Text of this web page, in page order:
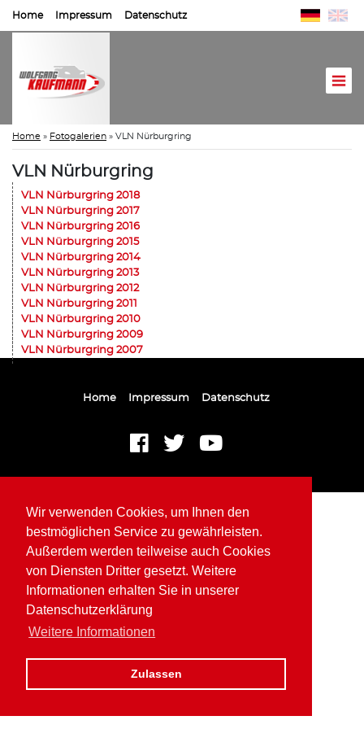
Wir verwenden Cookies, um Ihnen den
bestmöglichen Service zu gewährleisten.
Außerdem werden teilweise auch Cookies
von Diensten Dritter gesetzt. Weitere
Informationen erhalten Sie in unserer
Datenschutzerklärung
Weitere Informationen
Zulassen
Home Impressum Datenschutz
Home » Fotogalerien » VLN Nürburgring
VLN Nürburgring
VLN Nürburgring 2018
VLN Nürburgring 2017
VLN Nürburgring 2016
VLN Nürburgring 2015
VLN Nürburgring 2014
VLN Nürburgring 2013
VLN Nürburgring 2012
VLN Nürburgring 2011
VLN Nürburgring 2010
VLN Nürburgring 2009
VLN Nürburgring 2007
Home Impressum Datenschutz